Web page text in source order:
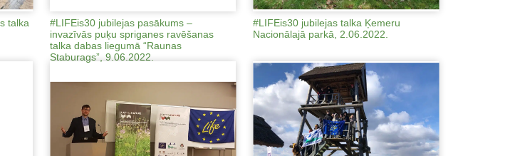
talka
#LIFEis30 jubilejas pasākums –
invazīvās puķu spriganes ravēšanas
talka dabas liegumā “Raunas
Staburags”, 9.06.2022.
#LIFEis30 jubilejas talka Ķemeru
Nacionālajā parkā, 2.06.2022.